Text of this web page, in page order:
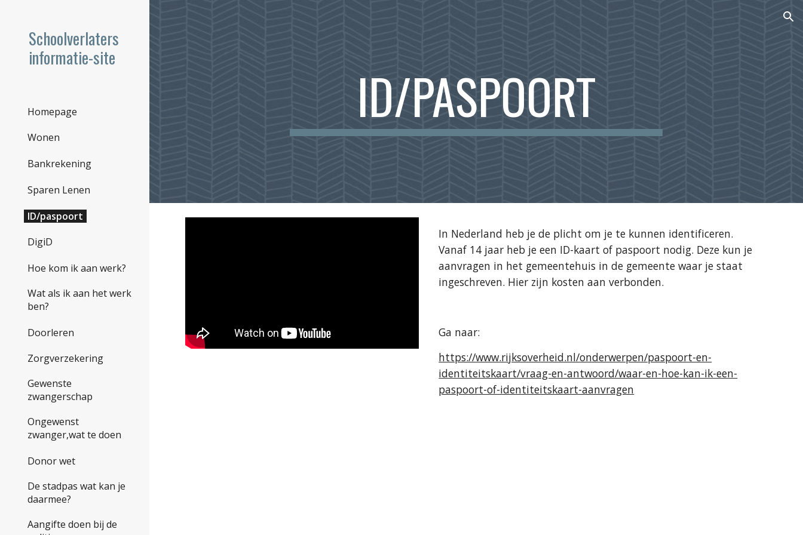
Schoolverlaters
informatie-site
Homepage
Wonen
Bankrekening
Sparen Lenen
ID/paspoort
DigiD
Hoe kom ik aan werk?
Wat als ik aan het werk
ben?
Doorleren
Zorgverzekering
Gewenste
zwangerschap
Ongewenst
zwanger,wat te doen
Donor wet
De stadpas wat kan je
daarmee?
Aangifte doen bij de
ID/PASPOORT
In Nederland heb je de plicht om je te kunnen identificeren.
Vanaf 14 jaar heb je een ID-kaart of paspoort nodig. Deze kun je
aanvragen in het gemeentehuis in de gemeente waar je staat
ingeschreven. Hier zijn kosten aan verbonden.
Ga naar:
https://www.rijksoverheid.nl/onderwerpen/paspoort-en-
identiteitskaart/vraag-en-antwoord/waar-en-hoe-kan-ik-een-
paspoort-of-identiteitskaart-aanvragen